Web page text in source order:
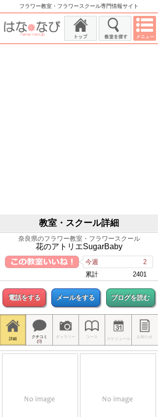
フラワー教室・フラワースクール専門情報サイト
教室・スクール詳細
奈良県のフラワー教室・フラワースクール
花のアトリエSugarBaby
今週
2
累計
2401
電話をする メールをする ブログを読む
詳細
クチコミ
(0)
ギャラリー コース スケジュール お知らせ